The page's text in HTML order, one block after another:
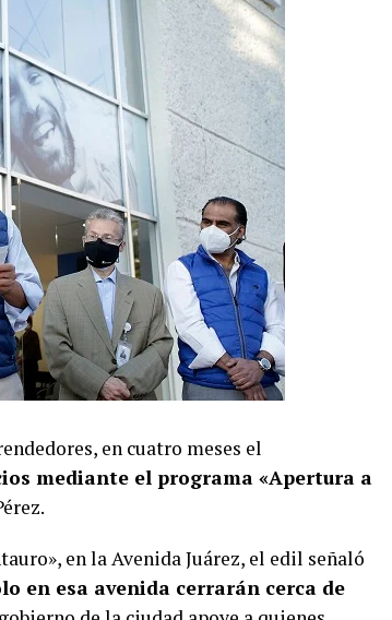
en cuatro meses el
mediante el programa «Apertura a
en la Avenida Juárez, el edil señaló
en esa avenida cerrarán cerca de